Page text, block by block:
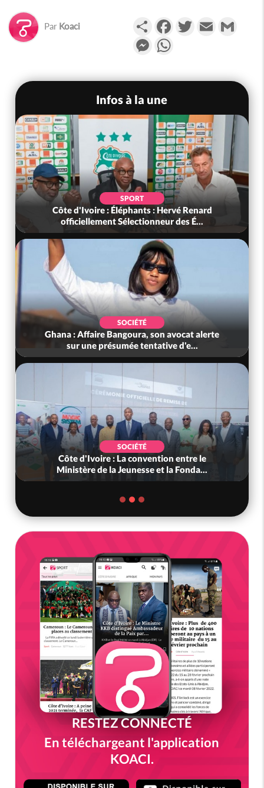
Par Koaci PartagerFacebookTwitterEmail
Messenger
Infos à la une
SPORT
Côte d'Ivoire : Éléphants : Hervé Renard
officiellement Sélectionneur des É...
SOCIÉTÉ
Ghana : Affaire Bangoura, son avocat alerte
sur une présumée tentative d'e...
SOCIÉTÉ
Côte d'Ivoire : La convention entre le
Ministère de la Jeunesse et la Fonda...
RESTEZ CONNECTÉ
En téléchargeant l'application
KOACI.